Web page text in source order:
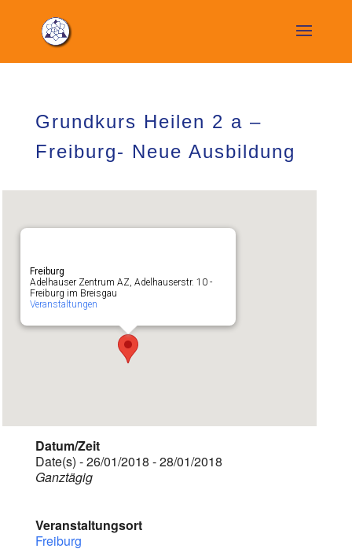
Grundkurs Heilen 2 a –
Freiburg- Neue Ausbildung
Freiburg
Adelhauser Zentrum AZ, Adelhauserstr. 10 -
Freiburg im Breisgau
Veranstaltungen
Datum/Zeit
Date(s) - 26/01/2018 - 28/01/2018
Ganztägig
Veranstaltungsort
Freiburg